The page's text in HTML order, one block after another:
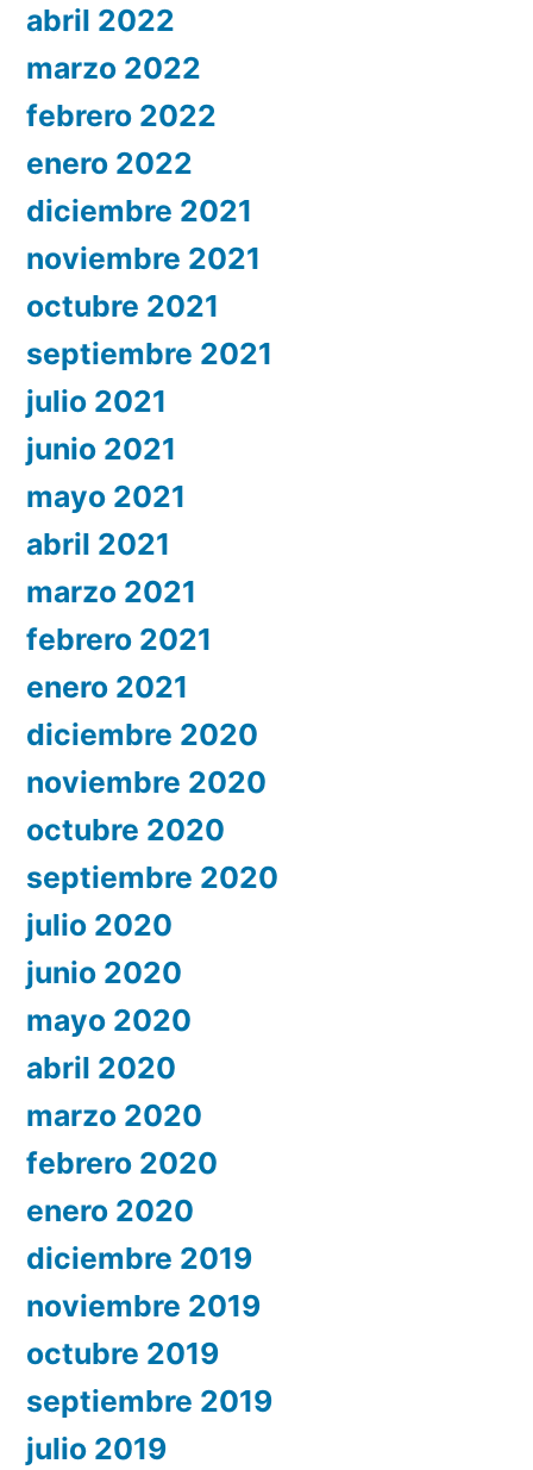
abril 2022
marzo 2022
febrero 2022
enero 2022
diciembre 2021
noviembre 2021
octubre 2021
septiembre 2021
julio 2021
junio 2021
mayo 2021
abril 2021
marzo 2021
febrero 2021
enero 2021
diciembre 2020
noviembre 2020
octubre 2020
septiembre 2020
julio 2020
junio 2020
mayo 2020
abril 2020
marzo 2020
febrero 2020
enero 2020
diciembre 2019
noviembre 2019
octubre 2019
septiembre 2019
julio 2019